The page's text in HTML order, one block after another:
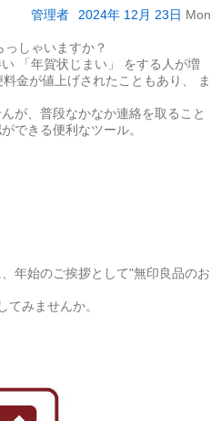
2024年 12月 23日 Mon
管理者
しゃいますか？
「年賀状じまい」 をする人が増
金が値上げされたこともあり、 ま
が、普段なかなか連絡を取ること
できる便利なツール。
年始のご挨拶として"無印良品のお
みませんか。